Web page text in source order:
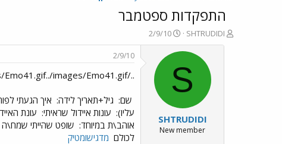
התפקדות ספטמבר
פ
ו
SHTRUDIDI
פ
ו
ר
א
ר
י
2/9/10
S
SHTRUDIDI
New member
2/9/10
../images/Emo41.gif../images/Emo41.gifהתפקדות ספטמבר../images/Emo41.gif../images/Emo41.gif
שם: גיל+תאריך לידה: איך הגעתי
עליו): עונות איידול שראיתי: עונת
אוהב\ת במיוחד: שופט שהייתי
לכולם מדגישומטיק